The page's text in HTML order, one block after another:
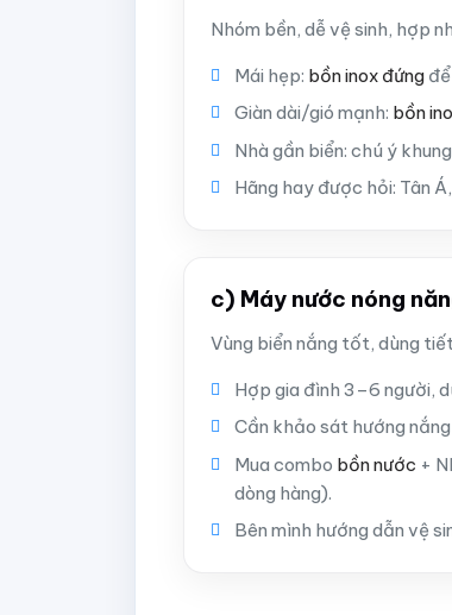
Nhóm bền, dễ vệ sinh, hợp
Mái hẹp: bồn inox đứng
Giàn dài/gió mạnh: bồn
Nhà gần biển: chú ý
Hãng hay được hỏi: Tân
c) Máy nước nóng
Vùng biển nắng tốt, dùng
Hợp gia đình 3–6 người,
Cần khảo sát hướng
Mua combo bồn nước +
dòng hàng).
Bên mình hướng dẫn vệ